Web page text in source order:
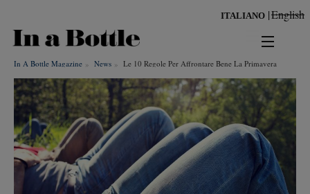
contenuto
ITALIANO English
Risultati per
news
territorio
benessere
ambiente
In A Bottle Magazine News Le 10 Regole Per Affrontare Bene La Primavera